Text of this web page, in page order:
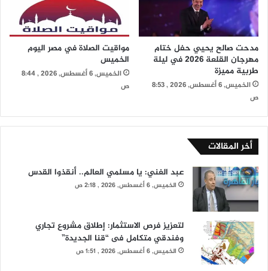
مدحت صالح يحيي حفل ختام
مهرجان القلعة 2026 في ليلة
طربية مميزة
الخميس, 6 أغسطس, 2026 , 8:53
ص
مواقيت الصلاة في مصر اليوم
الخميس
الخميس, 6 أغسطس, 2026 , 8:44
ص
أخر المقالات
عبد الغني: يا مسلمي العالم.. أنقذوا القدس
الخميس, 6 أغسطس, 2026 , 2:18 ص
لتعزيز فرص الاستثمار: إطلاق مشروع تجاري
وفندقي متكامل فى “قنا الجديدة”
الخميس, 6 أغسطس, 2026 , 1:51 ص